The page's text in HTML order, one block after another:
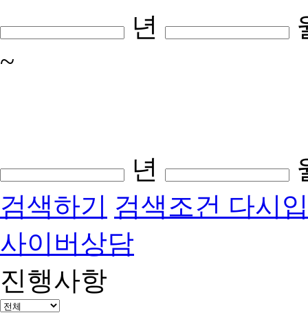
년
~
년
검색하기 검색조건 다시
사이버상담
진행사항